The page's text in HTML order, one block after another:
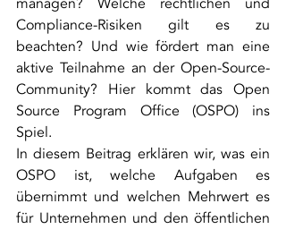
Compliance-Risiken gilt es zu
beachten? Und wie fördert man eine
aktive Teilnahme an der Open-Source-
Community? Hier kommt das Open
Source Program Office (OSPO) ins
Spiel.
In diesem Beitrag erklären wir, was ein
OSPO ist, welche Aufgaben es
übernimmt und welchen Mehrwert es
für Unternehmen und den öffentlichen